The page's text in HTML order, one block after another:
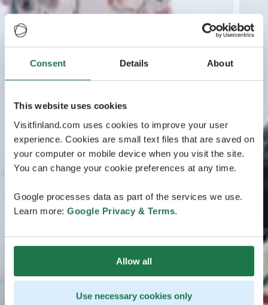
Consent Details About
This website uses cookies
Visitfinland.com uses cookies to improve your user
experience. Cookies are small text files that are saved on
your computer or mobile device when you visit the site.
You can change your cookie preferences at any time.
Google processes data as part of the services we use.
Learn more: Google Privacy & Terms.
Allow all
Use necessary cookies only